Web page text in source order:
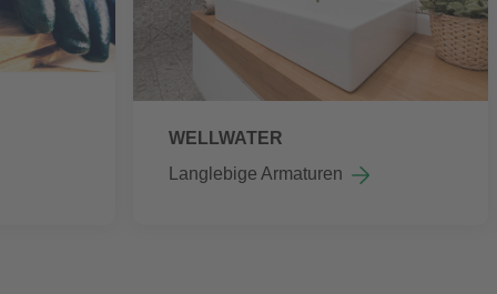
WELLWATER
Langlebige Armaturen